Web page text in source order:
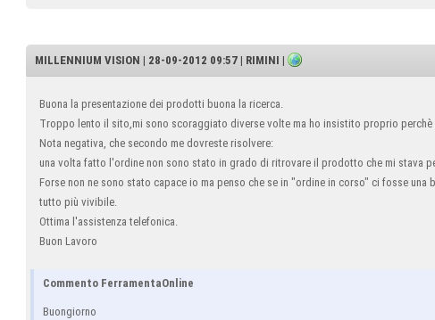
MILLENNIUM VISION | 28-09-2012 09:57 | RIMINI |
Buona la presentazione dei prodotti buona la ricerca.
Troppo lento il sito,mi sono scoraggiato diverse volte ma ho insistito proprio
Nota negativa, che secondo me dovreste risolvere:
una volta fatto l'ordine non sono stato in grado di ritrovare il prodotto che mi stava
Forse non ne sono stato capace io ma penso che se in "ordine in corso" ci fosse
tutto più vivibile.
Ottima l'assistenza telefonica.
Buon Lavoro
Commento FerramentaOnline
Buongiorno